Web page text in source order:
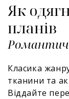
Як
планів
Класика
тканини та
Віддайте